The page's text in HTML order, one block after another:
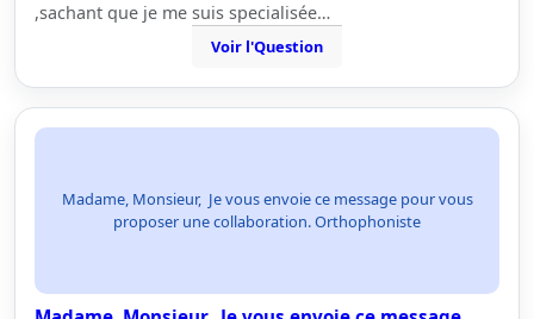
,sachant que je me suis specialisée…
Voir l'Question
Madame, Monsieur, Je vous envoie ce message pour vous
proposer une collaboration. Orthophoniste